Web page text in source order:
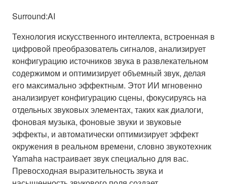
Surround:AI
Технология искусственного интеллекта, встроенная в
цифровой преобразователь сигналов, анализирует
конфигурацию источников звука в развлекательном
содержимом и оптимизирует объемный звук, делая
его максимально эффектным. Этот ИИ мгновенно
анализирует конфигурацию сцены, фокусируясь на
отдельных звуковых элементах, таких как диалоги,
фоновая музыка, фоновые звуки и звуковые
эффекты, и автоматически оптимизирует эффект
окружения в реальном времени, словно звукотехник
Yamaha настраивает звук специально для вас.
Превосходная выразительность звука и